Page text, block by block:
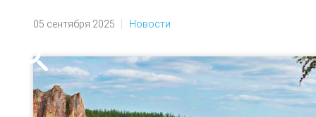
05 сентября 2025 Новости